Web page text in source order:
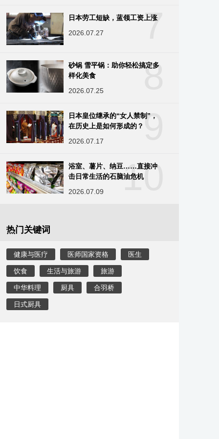
7
日本劳工短缺，蓝领工资上涨
2026.07.27
8
砂锅 雪平锅：助你轻松搞定多
样化美食
2026.07.25
9
日本皇位继承的“女人禁制”，
在历史上是如何形成的？
2026.07.17
10
浴室、薯片、纳豆……直接冲
击日常生活的石脑油危机
2026.07.09
热门关键词
健康与医疗 医师国家资格 医生
饮食 生活与旅游 旅游
中华料理 厨具 合羽桥
日式厨具